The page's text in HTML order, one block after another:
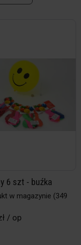
6 szt - buźka
w magazynie (349
/ op